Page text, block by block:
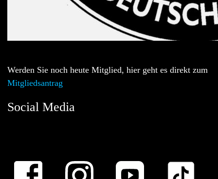
Werden Sie noch heute Mitglied, hier geht es direkt zum
Mitgliedsantrag
Social Media